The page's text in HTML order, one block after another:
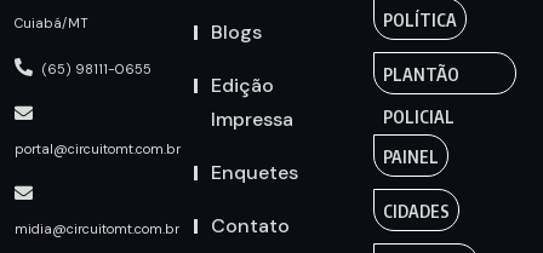
Cuiabá/MT
(65) 98111-0655
portal@circuitomt.com.br
midia@circuitomt.com.br
Blogs
Edição
Impressa
Enquetes
Contato
POLÍTICA
PLANTÃO
POLICIAL
PAINEL
CIDADES